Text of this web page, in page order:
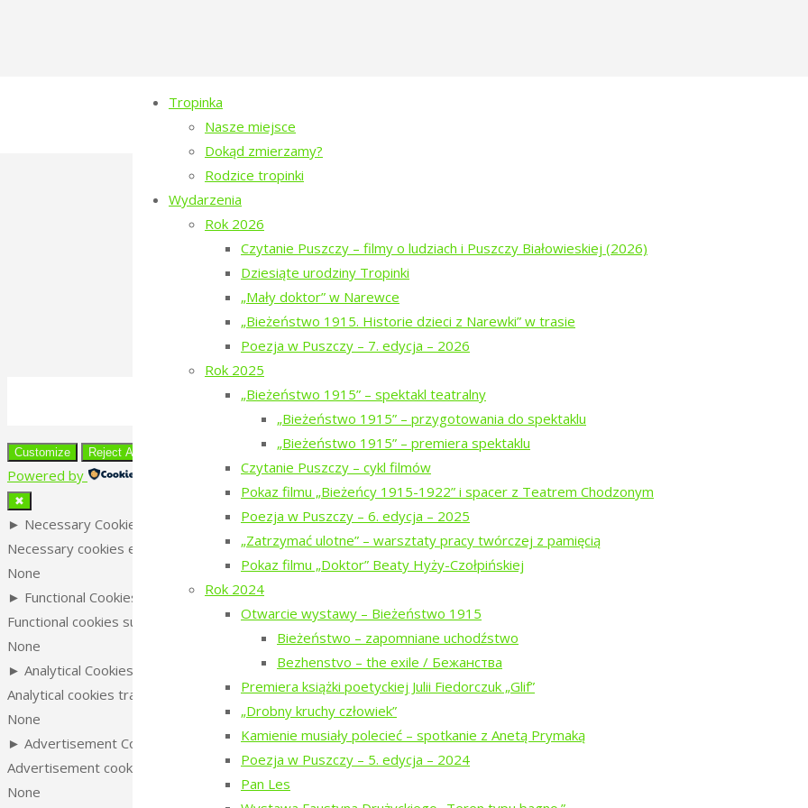
Tropinka
Nasze miejsce
Dokąd zmierzamy?
Rodzice tropinki
Wydarzenia
Rok 2026
Czytanie Puszczy – filmy o ludziach i Puszczy Białowieskiej (2026)
Dziesiąte urodziny Tropinki
„Mały doktor” w Narewce
„Bieżeństwo 1915. Historie dzieci z Narewki” w trasie
Poezja w Puszczy – 7. edycja – 2026
Rok 2025
„Bieżeństwo 1915” – spektakl teatralny
„Bieżeństwo 1915” – przygotowania do spektaklu
„Bieżeństwo 1915” – premiera spektaklu
Czytanie Puszczy – cykl filmów
Pokaz filmu „Bieżeńcy 1915-1922” i spacer z Teatrem Chodzonym
Poezja w Puszczy – 6. edycja – 2025
„Zatrzymać ulotne” – warsztaty pracy twórczej z pamięcią
Pokaz filmu „Doktor” Beaty Hyży-Czołpińskiej
Rok 2024
Otwarcie wystawy – Bieżeństwo 1915
Bieżeństwo – zapomniane uchodźstwo
Bezhenstvo – the exile / Бежанства
Premiera książki poetyckiej Julii Fiedorczuk „Glif”
„Drobny kruchy człowiek”
Kamienie musiały polecieć – spotkanie z Anetą Prymaką
Poezja w Puszczy – 5. edycja – 2024
Pan Les
tropinka-2021-sasiedzi-ktorych-juz-nie-ma-mogila-
853 × 1280pixels 80. Rocznica Zagłady Żydów Narewkowskich
Previous image
Next image
©2016-2026 Stowarzyszenie na Rzecz Dialogu „Tropinka”
to
Customize Reject All
Powered by
✖
► Necessary Cookies
Always Active
Necessary cookies enable essential site features like secure log-ins and consent preference adjustments. They do not store
None
► Functional Cookies
Remark
Functional cookies support features like content sharing on social media, collecting feedback, and enabling third-party tools.
None
► Analytical Cookies
Analytical cookies track visitor interactions, providing insights on metrics like visitor count, bounce rate, and traffic sources.
None
► Advertisement Cookies
Advertisement cookies deliver personalized ads based on your previous visits and analyze the effectiveness of ad campaigns.
None